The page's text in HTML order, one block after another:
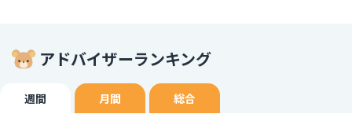
アドバイザーランキング
週間 月間 総合